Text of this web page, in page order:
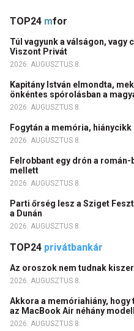
TOP24 mfor
Túl vagyunk a válságon, vagy
Viszont Privát
2026. AUGUSZTUS 8.
Kapitány István elmondta,
önkéntes spórolásban a
2026. AUGUSZTUS 8.
Fogytán a memória,
2026. AUGUSZTUS 8.
Felrobbant egy drón a
mellett
2026. AUGUSZTUS 8.
Parti őrség lesz a Sziget
a Dunán
2026. AUGUSZTUS 8.
TOP24 privátbankár
Az oroszok nem tudnak
2026. AUGUSZTUS 8.
Akkora a memóriahiány,
az MacBook Air néhány
2026. AUGUSZTUS 8.